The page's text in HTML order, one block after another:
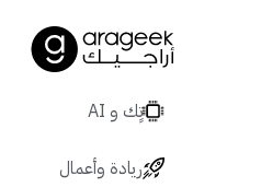
تٍك و AI
ريادة وأعمال